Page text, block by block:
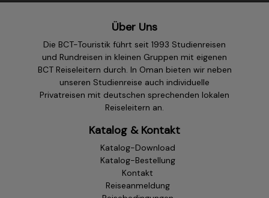
Über Uns
Die BCT-Touristik führt seit 1993 Studienreisen
und Rundreisen in kleinen Gruppen mit eigenen
BCT Reiseleitern durch. In Oman bieten wir neben
unseren Studienreise auch individuelle
Privatreisen mit deutschen sprechenden lokalen
Reiseleitern an.
Katalog & Kontakt
Katalog-Download
Katalog-Bestellung
Kontakt
Reiseanmeldung